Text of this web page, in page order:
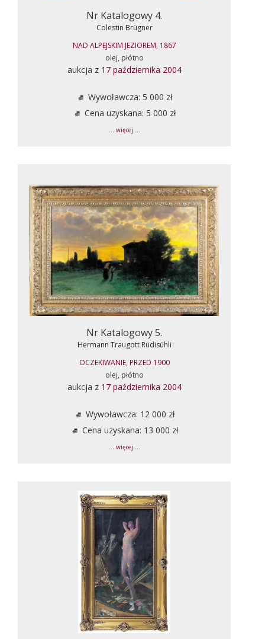
Nr Katalogowy 4.
Colestin Brügner
NAD ALPEJSKIM JEZIOREM, 1867
olej, płótno
aukcja z 17 października 2004
Wywoławcza: 5 000 zł
Cena uzyskana: 5 000 zł
... więcej ...
Nr Katalogowy 5.
Hermann Traugott Rüdisühli
OCZEKIWANIE, PRZED 1900
olej, płótno
aukcja z 17 października 2004
Wywoławcza: 12 000 zł
Cena uzyskana: 13 000 zł
... więcej ...